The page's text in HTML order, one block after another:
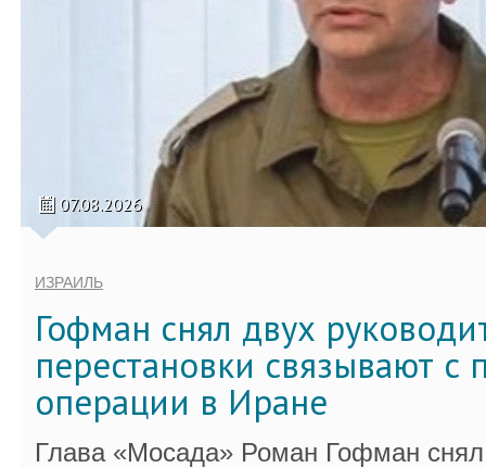
07.08.2026
ИЗРАИЛЬ
Гофман снял двух
перестановки связывают с
операции в Иране
Глава «Мосада» Роман Гофман снял